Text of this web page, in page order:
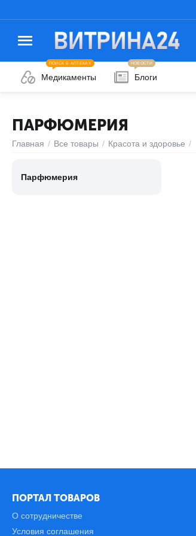
Медикаменты
ПОИСК В АПТЕКАХ
Блоги
НОВОСТИ
ПАРФЮМЕРИЯ
Главная / Все товары / Красота и здоровье /
Парфюмерия
ПОРТАЛ ТОВАРОВ
О сотрудничестве
Условия соглашения